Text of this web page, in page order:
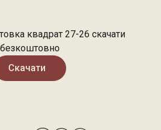
квадрат 27-26 скачати
безкоштовно
Скачати